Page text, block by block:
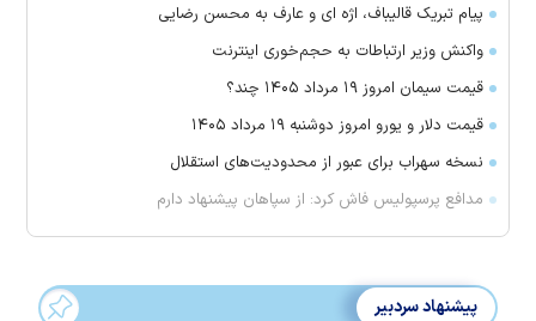
پیام تبریک قالیباف، اژه ای و عارف به محسن رضایی
واکنش وزیر ارتباطات به حجم‌خوری اینترنت
قیمت سیمان امروز ۱۹ مرداد ۱۴۰۵ چند؟
قیمت دلار و یورو امروز دوشنبه ۱۹ مرداد ۱۴۰۵
نسخه سهراب برای عبور از محدودیت‌های استقلال
مدافع پرسپولیس فاش کرد: از سپاهان پیشنهاد دارم
پیشنهاد سردبیر